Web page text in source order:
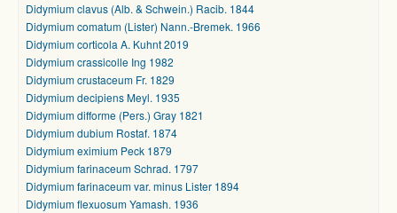
Didymium clavus (Alb. & Schwein.) Racib. 1844
Didymium comatum (Lister) Nann.-Bremek. 1966
Didymium corticola A. Kuhnt 2019
Didymium crassicolle Ing 1982
Didymium crustaceum Fr. 1829
Didymium decipiens Meyl. 1935
Didymium difforme (Pers.) Gray 1821
Didymium dubium Rostaf. 1874
Didymium eximium Peck 1879
Didymium farinaceum Schrad. 1797
Didymium farinaceum var. minus Lister 1894
Didymium flexuosum Yamash. 1936